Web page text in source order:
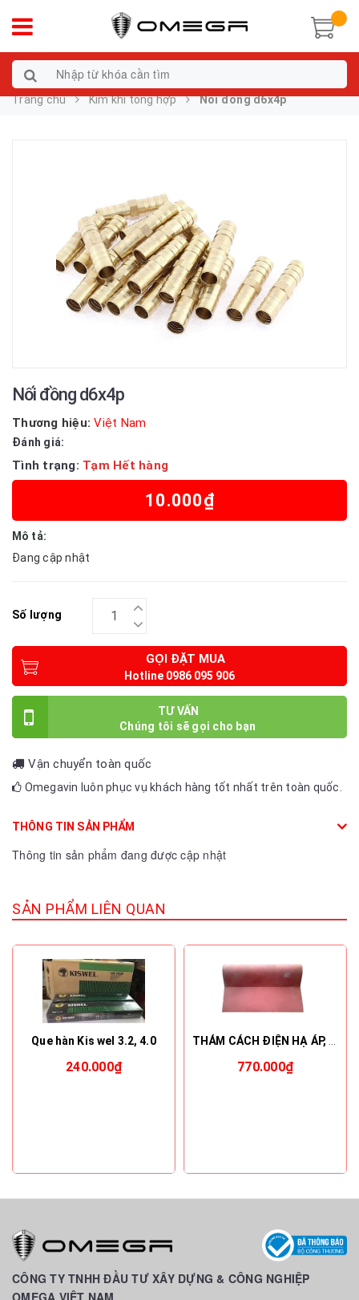
Trang chủ Kim khí tổng hợp Nối đồng d6x4p
Nối đồng d6x4p
Thương hiệu: Việt Nam
Đánh giá:
Tình trạng: Tạm Hết hàng
10.000₫
Mô tả:
Đang cập nhật
Số lượng
GỌI ĐẶT MUA
TƯ VẤN
Vận chuyển toàn quốc
Omegavin luôn phục vụ khách hàng tốt nhất trên toàn quốc.
THÔNG TIN SẢN PHẨM
Thông tin sản phẩm đang được cập nhật
SẢN PHẨM LIÊN QUAN
Que hàn Kis wel 3.2, 4.0
240.000₫ 770.000₫
CÔNG TY TNHH ĐẦU TƯ XÂY DỰNG & CÔNG NGHIỆP